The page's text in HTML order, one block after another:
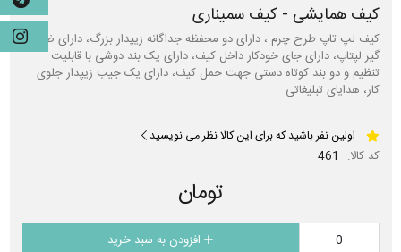
کیف همایشی - کیف سمیناری
کیف لپ تاپ طرح چرم ، دارای دو محفظه جداگانه زیپدار بزرگ، دارای ضربه
گیر لپتاپ، دارای جای خودکار داخل کیف، دارای یک بند دوشی با قابلیت
تنظیم و دو بند کوتاه دستی جهت حمل کیف، دارای یک جیب زیپدار جلوی
کار، هدایای تبلیغاتی
اولین نفر باشید که برای این کالا نظر می نویسید
کد کالا: 461
تومان
افزودن به سبد خرید